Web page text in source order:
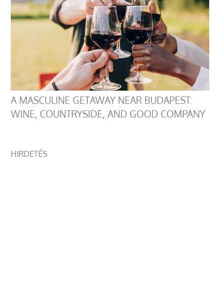
A MASCULINE GETAWAY NEAR BUDAPEST:
WINE, COUNTRYSIDE, AND GOOD COMPANY
HIRDETÉS